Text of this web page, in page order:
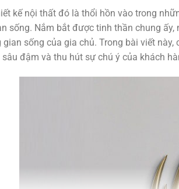
kế nội thất đó là thổi hồn vào trong
sống. Nắm bắt được tinh thần chung
sống của gia chủ. Trong bài viết
đậm và thu hút sự chú ý của khách